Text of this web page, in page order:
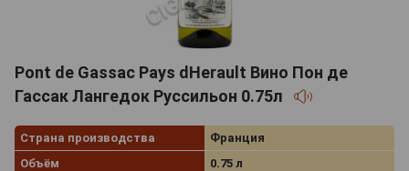
Pont de Gassac Pays dHerault Вино Пон де
Гассак Лангедок Руссильон 0.75л
Страна производства
Франция
Объём
0.75 л